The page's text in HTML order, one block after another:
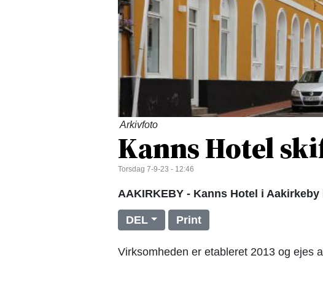
Arkivfoto
Kanns Hotel
Torsdag 7-9-23 - 12:46
AAKIRKEBY - Kanns Hotel i
DEL Print
Virksomheden er etableret 2013 og ejes